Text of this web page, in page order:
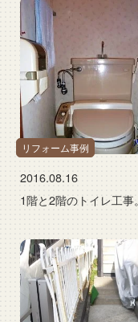
リフォーム事例
2016.08.16
1階と2階のトイレ工事。